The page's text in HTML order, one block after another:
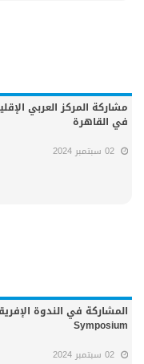
في القاهرة
02 سبتمبر 2024
Symposium
02 سبتمبر 2024